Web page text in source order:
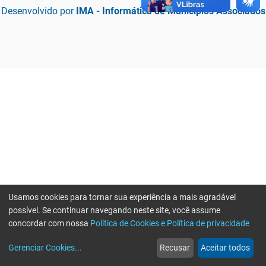
Desenvolvido por IMA - Informática de Municípios Associados
web
Notícias
more_horiz
Mais
Usamos cookies para tornar sua experiência a mais agradável
possível. Se continuar navegando neste site, você assume
concordar com nossa Política de Cookies e Política de privacidade
Gerenciar Cookies... Recusar Aceitar todos
Erro ao enviar informações, por favor tente novamente